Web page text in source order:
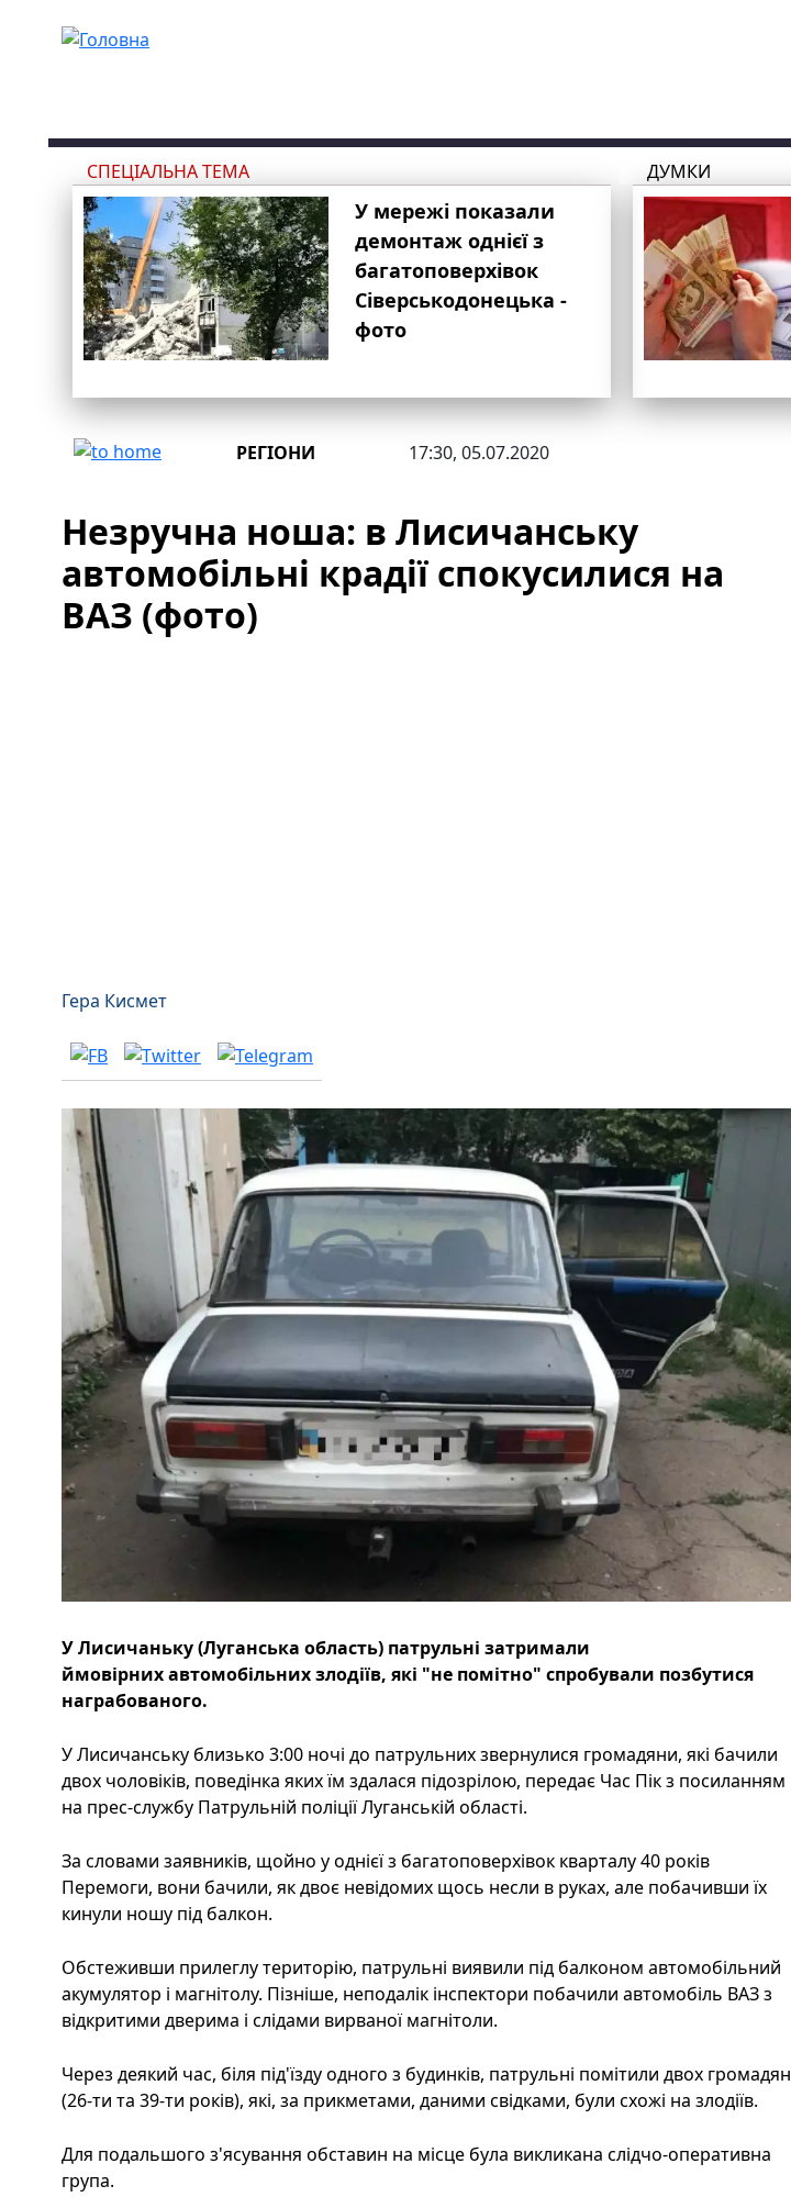
СПЕЦІАЛЬНА ТЕМА
У мережі показали
демонтаж однієї з
багатоповерхівок
Сіверськодонецька -
фото
ДУМКИ
РЕГІОНИ 17:30, 05.07.2020
Незручна ноша: в Лисичанську
автомобільні крадії спокусилися на
ВАЗ (фото)
Гера Кисмет
У Лисичаньку (Луганська область) патрульні затримали
ймовірних автомобільних злодіїв, які "не помітно" спробували позбутися
награбованого.
У Лисичанську близько 3:00 ночі до патрульних звернулися громадяни, які бачили
двох чоловіків, поведінка яких їм здалася підозрілою, передає Час Пік з посиланням
на прес-службу Патрульній поліції Луганській області.
За словами заявників, щойно у однієї з багатоповерхівок кварталу 40 років
Перемоги, вони бачили, як двоє невідомих щось несли в руках, але побачивши їх
кинули ношу під балкон.
Обстеживши прилеглу територію, патрульні виявили під балконом автомобільний
акумулятор і магнітолу. Пізніше, неподалік інспектори побачили автомобіль ВАЗ з
відкритими дверима і слідами вирваної магнітоли.
Через деякий час, біля під'їзду одного з будинків, патрульні помітили двох громадян
(26-ти та 39-ти років), які, за прикметами, даними свідками, були схожі на злодіїв.
Для подальшого з'ясування обставин на місце була викликана слідчо-оперативна
група.